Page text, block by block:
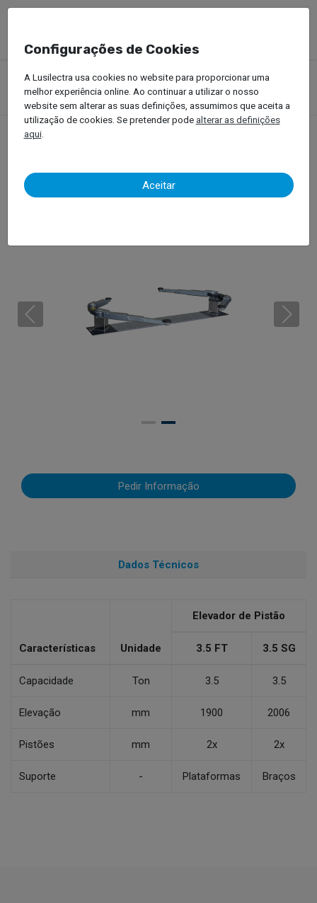
Produtos Equipamentos Oficinais
Elevadores Automóvel
Elevadores para Veículos Ligeiros
Elevadores de Pistão
Maha – ZS Square II
Maha – ZS Square II
Pedir Informação
Dados Técnicos
Características Unidade
Elevador de Pistão
3.5 FT 3.5 SG
Capacidade Ton 3.5 3.5
Elevação mm 1900 2006
Pistões mm 2x 2x
Suporte - Plataformas Braços
Configurações de Cookies
A Lusilectra usa cookies no website para proporcionar uma
melhor experiência online. Ao continuar a utilizar o nosso
website sem alterar as suas definições, assumimos que aceita a
utilização de cookies. Se pretender podealterar as definições
aqui.
Aceitar